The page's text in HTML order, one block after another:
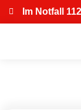
Im Notfall